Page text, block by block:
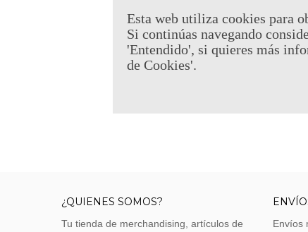
¿QUIENES SOMOS?
Tu tienda de merchandising, artículos de
Envíos
Esta web utiliza cookies para
Si continúas navegando
'Entendido', si quieres más
de Cookies'.